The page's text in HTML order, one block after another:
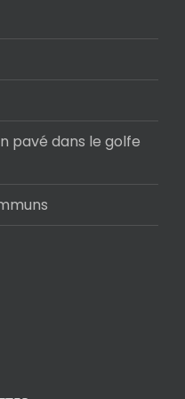
pavé dans le golfe